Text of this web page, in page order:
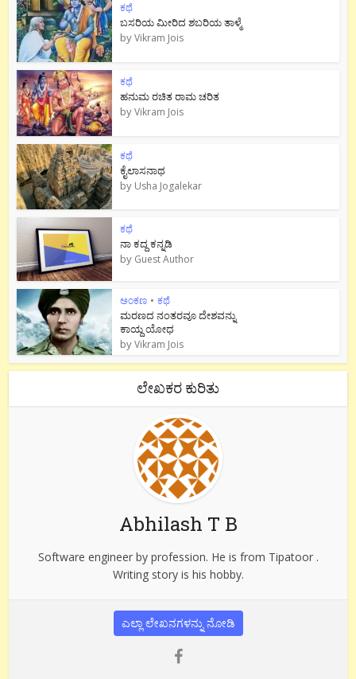
ಕಥೆ
ಬಸರಿಯ ಮೀರಿದ ಶಬರಿಯ ತಾಳ್ಮೆ
byVikram Jois
ಕಥೆ
ಹನುಮ ರಚಿತ ರಾಮ‌ ಚರಿತ
byVikram Jois
ಕಥೆ
ಕೈಲಾಸನಾಥ
by Usha Jogalekar
ಕಥೆ
ನಾ ಕದ್ದ ಕನ್ನಡಿ
by Guest Author
ಅಂಕಣ • ಕಥೆ
ಮರಣದ ನಂತರವೂ ದೇಶವನ್ನು
ಕಾಯ್ದ ಯೋಧ
byVikram Jois
ಲೇಖಕರ ಕುರಿತು
Abhilash T B
Software engineer by profession. He is from Tipatoor .
Writing story is his hobby.
ಎಲ್ಲಾ ಲೇಖನಗಳನ್ನು ನೋಡಿ